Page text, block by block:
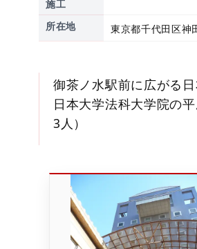
施工
所在地
東京都千代田区神
御茶ノ水駅前に広がる
日本大学法科大学院の
3人）